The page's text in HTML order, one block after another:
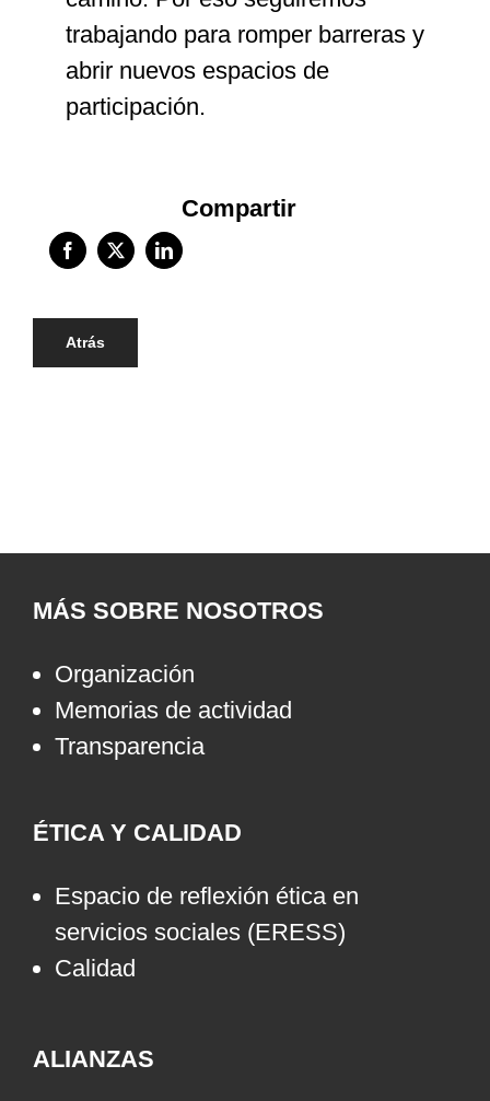
trabajando para romper barreras y
abrir nuevos espacios de
participación.
Compartir
MÁS SOBRE NOSOTROS
Organización
Memorias de actividad
Transparencia
ÉTICA Y CALIDAD
Espacio de reflexión ética en
servicios sociales (ERESS)
Calidad
ALIANZAS